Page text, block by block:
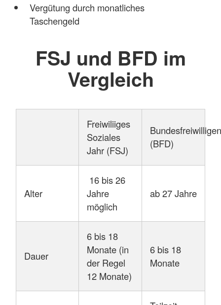
Vergütung durch monatliches
Taschengeld
FSJ und BFD im
Vergleich
Freiwiliiges
Soziales
Jahr (FSJ)
(BFD)
Alter
16 bis 26
Jahre
möglich
ab 27 Jahre
Dauer
6 bis 18
Monate (in
der Regel
12 Monate)
6 bis 18
Monate